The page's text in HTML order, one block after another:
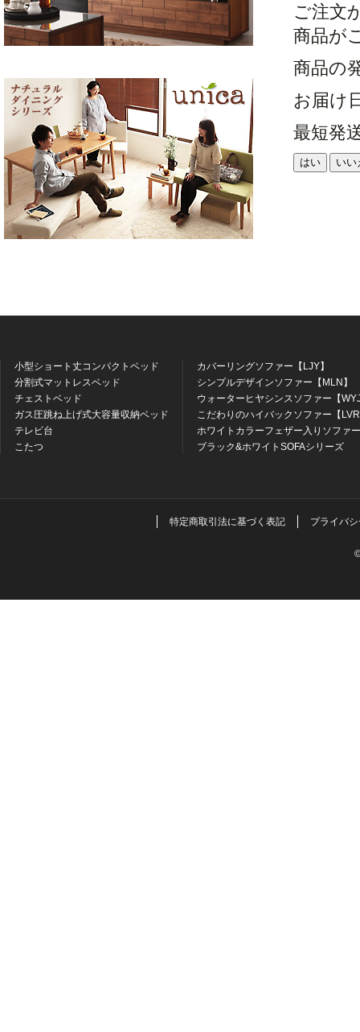
ご注文
商品が
商品の
お届け
最短発
はい いい
小型ショート丈コンパクトベッド
分割式マットレスベッド
チェストベッド
ガス圧跳ね上げ式大容量収納ベッド
テレビ台
こたつ
カバーリングソファー【LJY】
シンプルデザインソファー【MLN】
ウォーターヒヤシンスソファー【
こだわりのハイバックソファー【
ホワイトカラーフェザー入りソファ
ブラック&ホワイトSOFAシリーズ
特定商取引法に基づく表記 プライバ